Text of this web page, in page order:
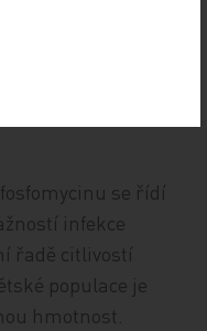
se řídí
infekce
řadě citlivostí
populace je
hmotnost.